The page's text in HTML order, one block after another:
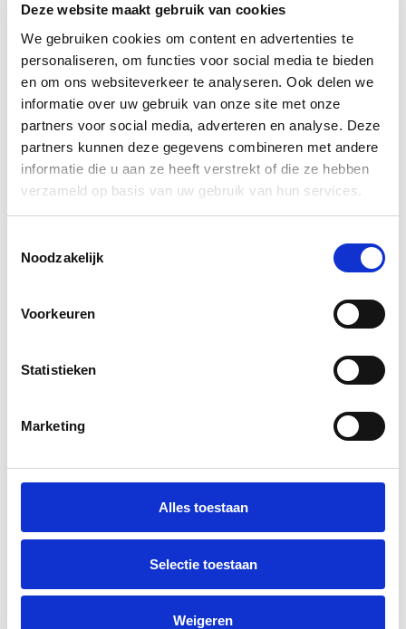
Deze website maakt gebruik van cookies
We gebruiken cookies om content en advertenties te
personaliseren, om functies voor social media te bieden
en om ons websiteverkeer te analyseren. Ook delen we
informatie over uw gebruik van onze site met onze
partners voor social media, adverteren en analyse. Deze
partners kunnen deze gegevens combineren met andere
informatie die u aan ze heeft verstrekt of die ze hebben
verzameld op basis van uw gebruik van hun services.
Noodzakelijk
Voorkeuren
Statistieken
Marketing
Alles toestaan
Selectie toestaan
Weigeren